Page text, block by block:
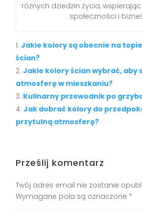
różnych dziedzin życia,
społeczności i
Jakie kolory są obecnie na
ścian?
Jakie kolory ścian wybrać, aby
atmosferę w mieszkaniu?
Kulinarny przewodnik po
Jak dobrać kolory do
przytulną atmosferę?
Prześlij komentarz
Twój adres email nie zostanie
Wymagane pola są oznaczone *